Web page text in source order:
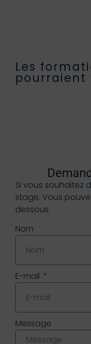
Les
pourraient
Si vous souhaitez
stage. Vous
dessous
Nom
E-mail
Message